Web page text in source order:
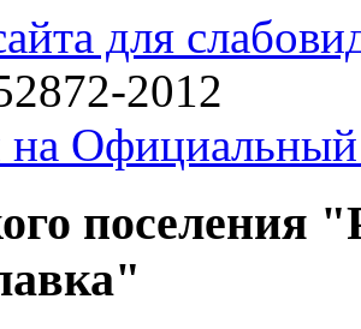
для
2012
на
поселения